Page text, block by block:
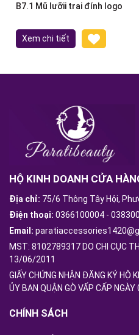
B7.1 Mũ lưỡii trai đính logo
Xem chi tiết
HỘ KINH DOANH CỬA
Địa chỉ: 75/6 Thông Tây Hội,
Điện thoại: 0366100004 -
Email:
MST: 8102789317 DO CHI CỤC
13/06/2011
GIẤY CHỨNG NHẬN ĐĂNG KÝ HỘ
ỦY BAN QUẬN GÒ VẤP CẤP
CHÍNH SÁCH